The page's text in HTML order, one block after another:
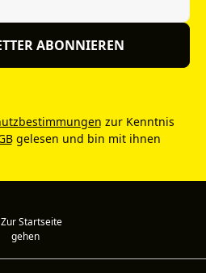
ABONNIEREN
zur Kenntnis
gelesen und bin mit ihnen